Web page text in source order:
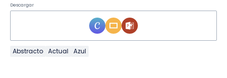
Descargar
Abstracto Actual Azul